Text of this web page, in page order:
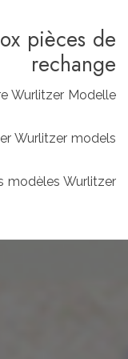
pièces de
rechange
Wurlitzer Modelle
Wurlitzer models
modèles Wurlitzer